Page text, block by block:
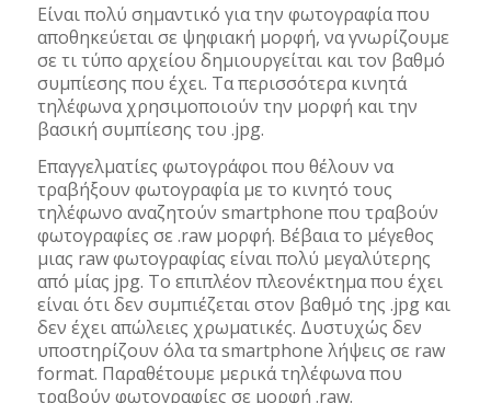
Είναι πολύ σημαντικό για την φωτογραφία που
αποθηκεύεται σε ψηφιακή μορφή, να γνωρίζουμε
σε τι τύπο αρχείου δημιουργείται και τον βαθμό
συμπίεσης που έχει. Τα περισσότερα κινητά
τηλέφωνα χρησιμοποιούν την μορφή και την
βασική συμπίεσης του .jpg.
Επαγγελματίες φωτογράφοι που θέλουν να
τραβήξουν φωτογραφία με το κινητό τους
τηλέφωνο αναζητούν smartphone που τραβούν
φωτογραφίες σε .raw μορφή. Bέβαια το μέγεθος
μιας raw φωτογραφίας είναι πολύ μεγαλύτερης
από μίας jpg. Το επιπλέον πλεονέκτημα που έχει
είναι ότι δεν συμπιέζεται στον βαθμό της .jpg και
δεν έχει απώλειες χρωματικές. Δυστυχώς δεν
υποστηρίζουν όλα τα smartphone λήψεις σε raw
format. Παραθέτουμε μερικά τηλέφωνα που
τραβούν φωτογραφίες σε μορφή .raw.